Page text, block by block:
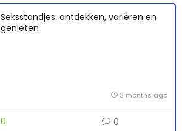
Seksstandjes: ontdekken, variëren en
genieten
3 months ago
0 0